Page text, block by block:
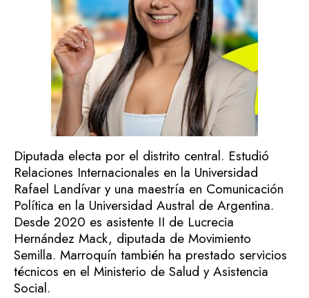
Diputada electa por el distrito central. Estudió
Relaciones Internacionales en la Universidad
Rafael Landívar y una maestría en Comunicación
Política en la Universidad Austral de Argentina.
Desde 2020 es asistente II de Lucrecia
Hernández Mack, diputada de Movimiento
Semilla. Marroquín también ha prestado servicios
técnicos en el Ministerio de Salud y Asistencia
Social.